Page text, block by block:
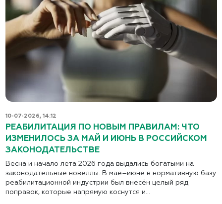
10-07-2026, 14:12
РЕАБИЛИТАЦИЯ ПО НОВЫМ ПРАВИЛАМ: ЧТО
ИЗМЕНИЛОСЬ ЗА МАЙ И ИЮНЬ В РОССИЙСКОМ
ЗАКОНОДАТЕЛЬСТВЕ
Весна и начало лета 2026 года выдались богатыми на
законодательные новеллы. В мае–июне в нормативную базу
реабилитационной индустрии был внесён целый ряд
поправок, которые напрямую коснутся и...